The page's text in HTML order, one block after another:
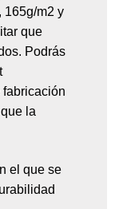
165g/m2 y
que
Podrás
la
el que se